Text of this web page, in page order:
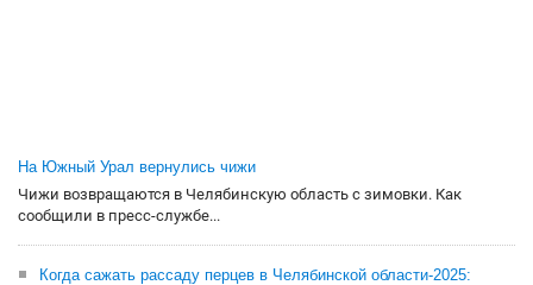
На Южный Урал вернулись чижи
Чижи возвращаются в Челябинскую область с зимовки. Как
сообщили в пресс-службе...
Когда сажать рассаду перцев в Челябинской области-2025: